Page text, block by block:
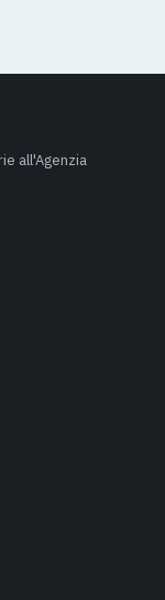
all'Agenzia